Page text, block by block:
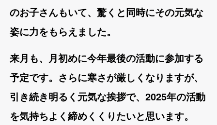
のお子さんもいて、驚くと同時にその元気な
姿に力をもらえました。
来月も、月初めに今年最後の活動に参加する
予定です。さらに寒さが厳しくなりますが、
引き続き明るく元気な挨拶で、2025年の活動
を気持ちよく締めくくりたいと思います。